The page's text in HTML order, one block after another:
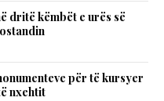
dritë këmbët e urës së
për të kursyer
nxehtit